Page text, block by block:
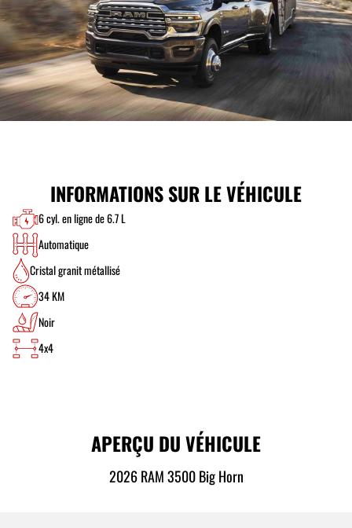
INFORMATIONS SUR LE VÉHICULE
6 cyl. en ligne de 6.7 L
Automatique
Cristal granit métallisé
34 KM
Noir
4x4
APERÇU DU VÉHICULE
2026 RAM 3500 Big Horn